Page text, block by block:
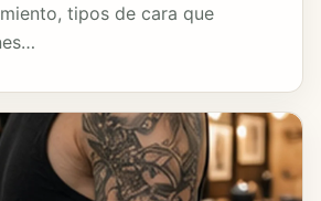
tipos de cara que